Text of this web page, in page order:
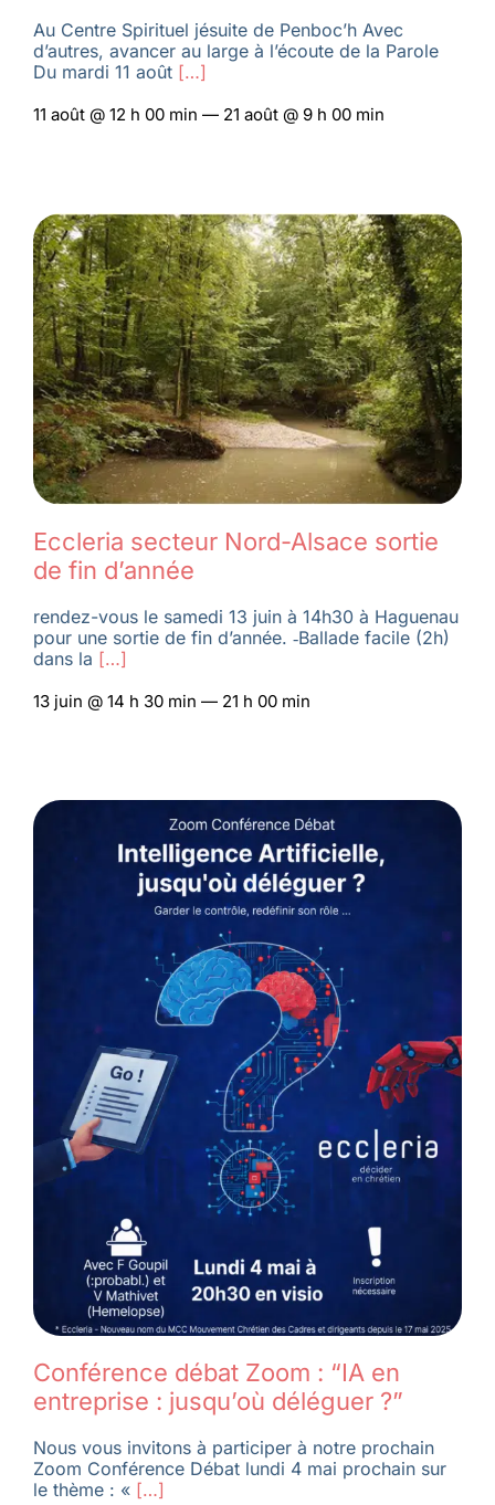
Au Centre Spirituel jésuite de Penboc’h Avec
d’autres, avancer au large à l’écoute de la Parole
Du mardi 11 août[…]
11 août @ 12 h 00 min — 21 août @ 9 h 00 min
Eccleria secteur Nord-Alsace sortie
de fin d’année
rendez-vous le samedi 13 juin à 14h30 à Haguenau
pour une sortie de fin d’année. ‑Ballade facile (2h)
dans la […]
13 juin @ 14 h 30 min — 21 h 00 min
Conférence débat Zoom : “IA en
entreprise : jusqu’où déléguer ?”
Nous vous invitons à participer à notre prochain
Zoom Conférence Débat lundi 4 mai prochain sur
le thème : «[…]